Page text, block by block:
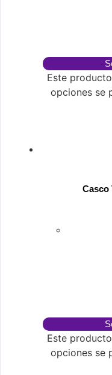
Este
opciones se
Casco
Este
opciones se